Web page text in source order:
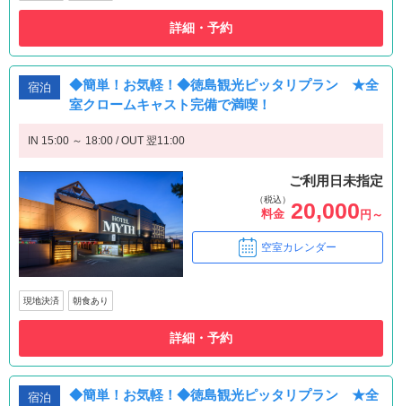
詳細・予約
宿泊
◆簡単！お気軽！◆徳島観光ピッタリプラン ★全
室クロームキャスト完備で満喫！
IN 15:00 ～ 18:00 / OUT 翌11:00
ご利用日未指定
（税込）
料金 20,000 円～
空室カレンダー
現地決済 朝食あり
詳細・予約
宿泊
◆簡単！お気軽！◆徳島観光ピッタリプラン ★全